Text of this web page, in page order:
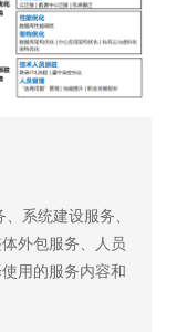
系统建设服务、
外包服务、人员
用的服务内容和